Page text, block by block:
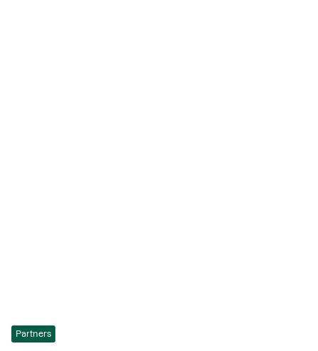
Partners